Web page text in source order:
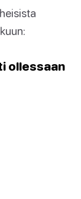
ollessaan